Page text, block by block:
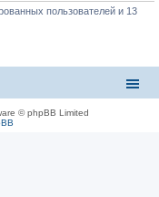
пользователей и 13
© phpBB Limited